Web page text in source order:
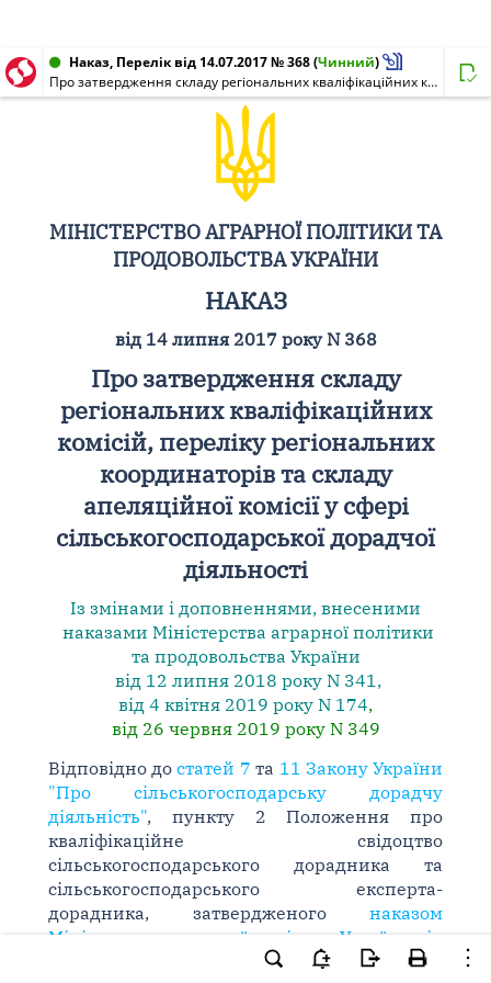
Наказ, Перелік від 14.07.2017 № 368(Чинний)
Про затвердження складу регіональних кваліфікаційних комісій, переліку регіональних координаторів та складу апеляційної комісії у сфері сільськогосподарської дорадчої діяльності
МІНІСТЕРСТВО АГРАРНОЇ ПОЛІТИКИ ТА
ПРОДОВОЛЬСТВА УКРАЇНИ
НАКАЗ
від 14 липня 2017 року N 368
Про затвердження складу
регіональних кваліфікаційних
комісій, переліку регіональних
координаторів та складу
апеляційної комісії у сфері
сільськогосподарської дорадчої
діяльності
Із змінами і доповненнями, внесеними
наказами Міністерства аграрної політики
та продовольства України
від 12 липня 2018 року N 341,
від 4 квітня 2019 року N 174,
від 26 червня 2019 року N 349
Відповідно достатей 7 та 11 Закону України
"Про сільськогосподарську дорадчу
діяльність", пункту 2 Положення про
кваліфікаційне свідоцтво
сільськогосподарського дорадника та
сільськогосподарського експерта-
дорадника, затвердженогонаказом
Міністерства аграрної політики України від
26 квітня 2005 року N 176
, зареєстрованого